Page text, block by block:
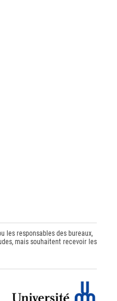
les responsables des bureaux,
mais souhaitent recevoir les